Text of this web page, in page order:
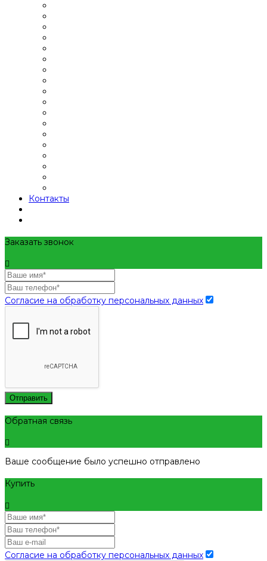
Контакты
Заказать звонок
Согласие на обработку персональных данных
Отправить
Обратная связь
Ваше сообщение было успешно отправлено
Купить
Согласие на обработку персональных данных